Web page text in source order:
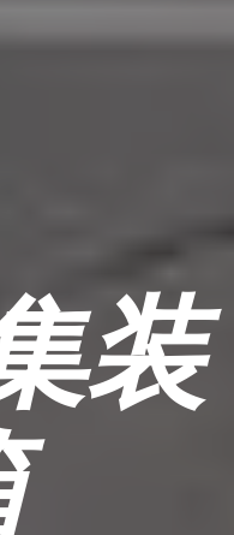
装